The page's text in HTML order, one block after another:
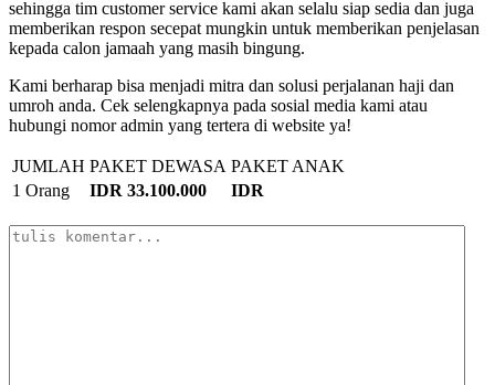
sehingga tim customer service kami akan selalu siap sedia dan juga
memberikan respon secepat mungkin untuk memberikan penjelasan
kepada calon jamaah yang masih bingung.
Kami berharap bisa menjadi mitra dan solusi perjalanan haji dan
umroh anda. Cek selengkapnya pada sosial media kami atau
hubungi nomor admin yang tertera di website ya!
JUMLAH PAKET DEWASA PAKET ANAK
1 Orang
IDR 33.100.000 IDR